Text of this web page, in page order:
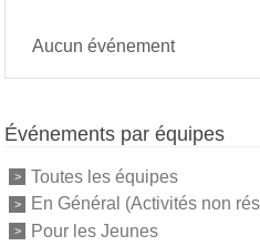
Aucun événement
Événements par équipes
Toutes les équipes
En Général (Activités non
Pour les Jeunes